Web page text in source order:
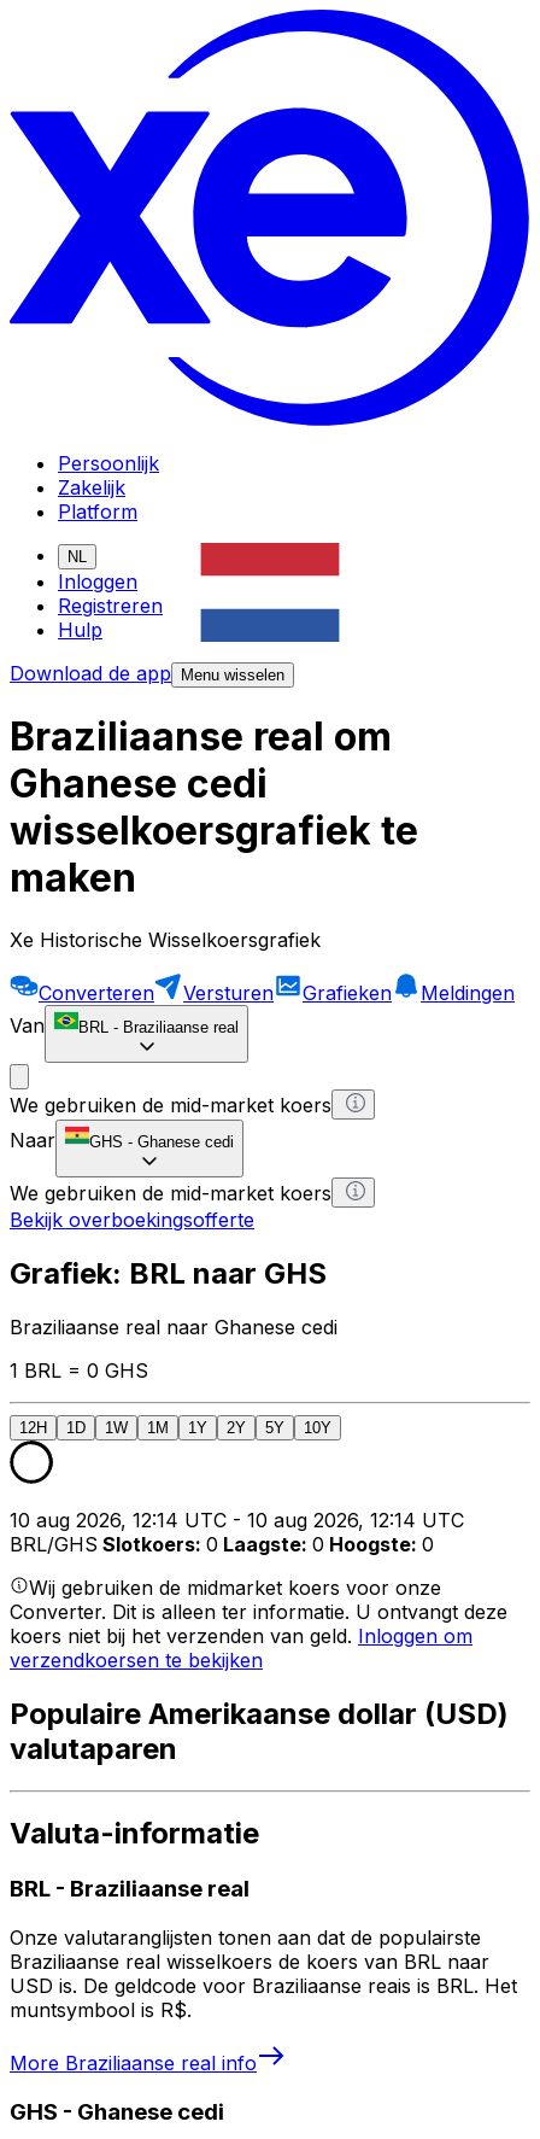
Persoonlijk
Zakelijk
Platform
NL
Inloggen
Registreren
Hulp
Download de app
Menu wisselen
Braziliaanse real om
Ghanese cedi
wisselkoersgrafiek te
maken
Xe Historische Wisselkoersgrafiek
Converteren Versturen Grafieken
Meldingen
Van
BRL - Braziliaanse real
We gebruiken de mid-market koers
Naar
GHS - Ghanese cedi
We gebruiken de mid-market koers
Bekijk overboekingsofferte
Grafiek: BRL naar GHS
Braziliaanse real naar Ghanese cedi
1 BRL = 0 GHS
12H 1D 1W 1M 1Y 2Y 5Y 10Y
10 aug 2026, 12:14 UTC - 10 aug 2026, 12:14 UTC
BRL/GHS Slotkoers: 0 Laagste: 0 Hoogste: 0
Wij gebruiken de midmarket koers voor onze
Converter. Dit is alleen ter informatie. U ontvangt deze
koers niet bij het verzenden van geld. Inloggen om
verzendkoersen te bekijken
Populaire Amerikaanse dollar (USD)
valutaparen
Valuta-informatie
BRL - Braziliaanse real
Onze valutaranglijsten tonen aan dat de populairste
Braziliaanse real wisselkoers de koers van BRL naar
USD is. De geldcode voor Braziliaanse reais is BRL. Het
muntsymbool is R$.
More Braziliaanse real info
GHS - Ghanese cedi